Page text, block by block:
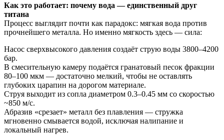
Как это работает: почему вода — единственный друг
титана
Процесс выглядит почти как парадокс: мягкая вода против
прочнейшего металла. Но именно мягкость здесь — сила:
Насос сверхвысокого давления создаёт струю воды 3800–4200
бар.
В смесительную камеру подаётся гранатовый песок фракции
80–100 мкм — достаточно мелкий, чтобы не оставлять
глубоких царапин на дорогом материале.
Струя выходит из сопла диаметром 0.3–0.45 мм со скоростью
~850 м/с.
Абразив «срезает» металл без плавления — стружка
мгновенно смывается водой, исключая налипание и
локальный нагрев.